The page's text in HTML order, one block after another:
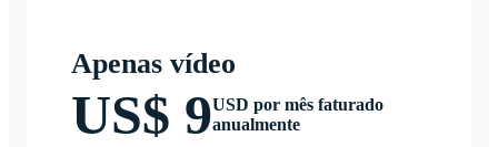
Apenas vídeo
US$ 9USD por mês faturado
anualmente